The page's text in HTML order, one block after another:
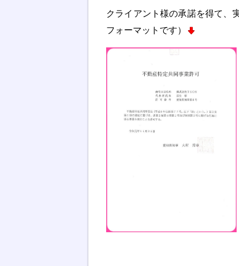
クライアント様の承諾を得て、
フォーマットです）